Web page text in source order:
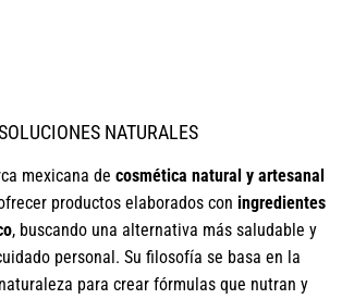
NATURALES
mexicana de cosmética natural y artesanal
productos elaborados con ingredientes
, buscando una alternativa más saludable y
personal. Su filosofía se basa en la
para crear fórmulas que nutran y